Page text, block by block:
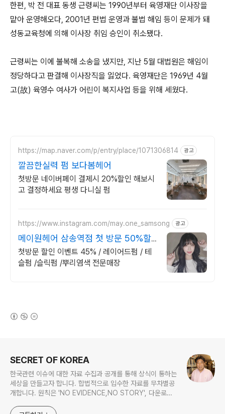
한편, 박 전 대표 동생 근령씨는 1990년부터 육영재단 이사장을
맡아 운영해오다, 2001년 편법 운영과 불법 해임 등이 문제가 돼
성동교육청에 의해 이사장 취임 승인이 취소됐다.
근령씨는 이에 불복해 소송을 냈지만, 지난 5월 대법원은 해임이
정당하다고 판결해 이사장직을 잃었다. 육영재단은 1969년 4월
고(故) 육영수 여사가 어린이 복지사업 등을 위해 세웠다.
https://map.naver.com/p/entry/place/1071306814 광고
깔끔한실력 펌 보다봄헤어
첫방문 네이버페이 결제시 20%할인 해보시
고 결정하세요 평생 다니실 펌
https://www.instagram.com/may.one_samsong 광고
메이원헤어 삼송역점 첫 방문 50%할
인
첫방문 할인 이벤트 45% / 레이어드펌 / 테
슬펌 /슬릭펌 /뿌리염색 전문매장
SECRET OF KOREA
한국관련 이슈에 대한 자료 수집과 공개를 통해 상식이 통하는
세상을 만들고자 합니다. 합법적으로 입수한 자료를 무차별공
개합니다. 원칙은 'NO EVIDENCE,NO STORY', 다운로드
jesim56@gmail.com, 안보일때는 구글리더나 RSS로!!